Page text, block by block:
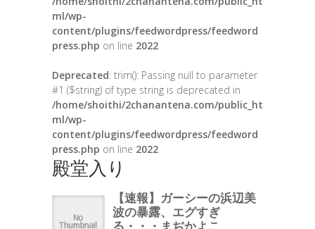
ml/wp-
content/plugins/feedwordpress/feedword
press.php on line 2022
Deprecated: trim(): Passing null to parameter
#1 ($string) of type string is deprecated in
/home/shoithi/2chanantena.com/public_ht
ml/wp-
content/plugins/feedwordpress/feedword
press.php on line 2022
殿堂入り